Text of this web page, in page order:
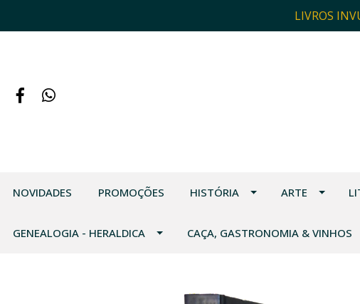
LIVROS
NOVIDADES PROMOÇÕES HISTÓRIA ARTE
GENEALOGIA - HERALDICA CAÇA, GASTRONOMIA & VINHOS